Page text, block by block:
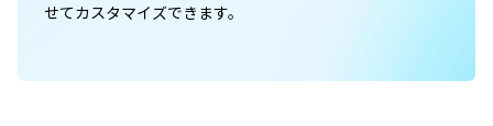
せてカスタマイズできます。